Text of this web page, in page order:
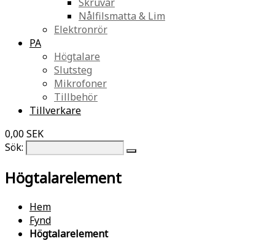
Nålfilsmatta & Lim
Elektronrör
PA
Högtalare
Slutsteg
Mikrofoner
Tillbehör
Tillverkare
0,00 SEK
Sök:
Högtalarelement
Hem
Fynd
Högtalarelement